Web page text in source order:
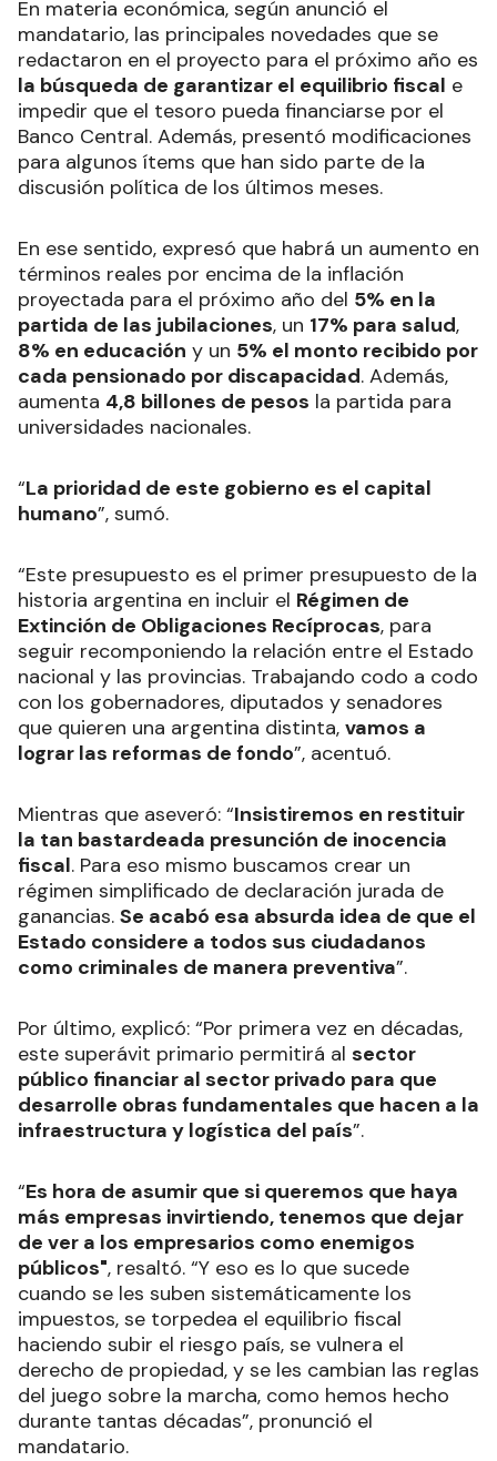
En materia económica, según anunció el
mandatario, las principales novedades que se
redactaron en el proyecto para el próximo año es
la búsqueda de garantizar el equilibrio fiscal e
impedir que el tesoro pueda financiarse por el
Banco Central. Además, presentó modificaciones
para algunos ítems que han sido parte de la
discusión política de los últimos meses.
En ese sentido, expresó que habrá un aumento en
términos reales por encima de la inflación
proyectada para el próximo año del 5% en la
partida de las jubilaciones, un 17% para salud,
8% en educación y un 5% el monto recibido por
cada pensionado por discapacidad. Además,
aumenta 4,8 billones de pesos la partida para
universidades nacionales.
“La prioridad de este gobierno es el capital
humano”, sumó.
“Este presupuesto es el primer presupuesto de la
historia argentina en incluir el Régimen de
Extinción de Obligaciones Recíprocas, para
seguir recomponiendo la relación entre el Estado
nacional y las provincias. Trabajando codo a codo
con los gobernadores, diputados y senadores
que quieren una argentina distinta, vamos a
lograr las reformas de fondo”, acentuó.
Mientras que aseveró: “Insistiremos en restituir
la tan bastardeada presunción de inocencia
fiscal. Para eso mismo buscamos crear un
régimen simplificado de declaración jurada de
ganancias. Se acabó esa absurda idea de que el
Estado considere a todos sus ciudadanos
como criminales de manera preventiva”.
Por último, explicó: “Por primera vez en décadas,
este superávit primario permitirá al sector
público financiar al sector privado para que
desarrolle obras fundamentales que hacen a la
infraestructura y logística del país”.
“Es hora de asumir que si queremos que haya
más empresas invirtiendo, tenemos que dejar
de ver a los empresarios como enemigos
públicos", resaltó. “Y eso es lo que sucede
cuando se les suben sistemáticamente los
impuestos, se torpedea el equilibrio fiscal
haciendo subir el riesgo país, se vulnera el
derecho de propiedad, y se les cambian las reglas
del juego sobre la marcha, como hemos hecho
durante tantas décadas”, pronunció el
mandatario.